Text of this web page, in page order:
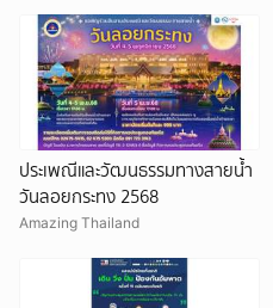
ประเพณีและวัฒนธรรมทางสายน้ำ
วันลอยกระทง 2568
Amazing Thailand